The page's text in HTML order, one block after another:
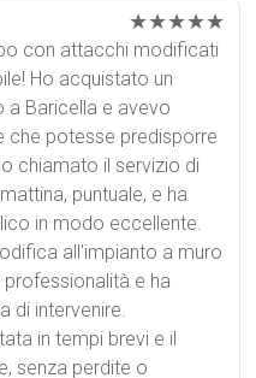
★★★★★
con attacchi modificati
Ho acquistato un
a Baricella e avevo
che potesse predisporre
chiamato il servizio di
puntuale, e ha
in modo eccellente.
all'impianto a muro
e ha
di intervenire.
in tempi brevi e il
senza perdite o